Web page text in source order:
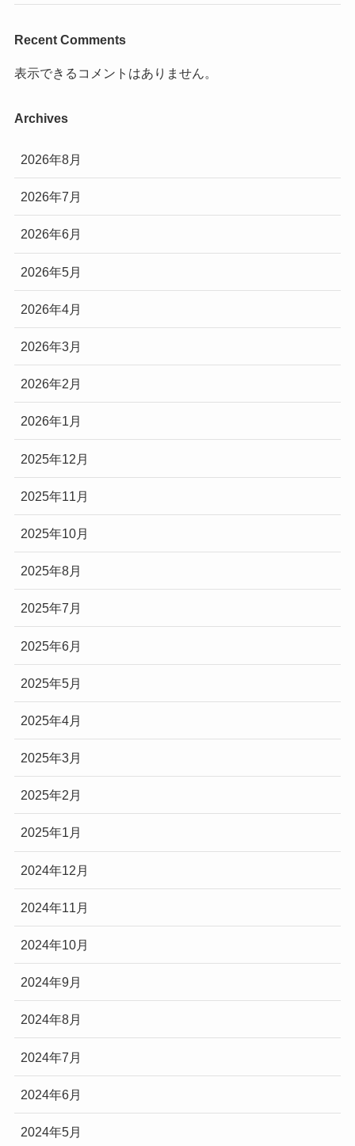
Recent Comments
表示できるコメントはありません。
Archives
2026年8月
2026年7月
2026年6月
2026年5月
2026年4月
2026年3月
2026年2月
2026年1月
2025年12月
2025年11月
2025年10月
2025年8月
2025年7月
2025年6月
2025年5月
2025年4月
2025年3月
2025年2月
2025年1月
2024年12月
2024年11月
2024年10月
2024年9月
2024年8月
2024年7月
2024年6月
2024年5月